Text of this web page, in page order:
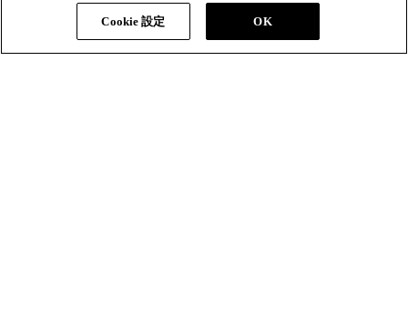
SKINCARE TOOLS
Cookie 設定 OK